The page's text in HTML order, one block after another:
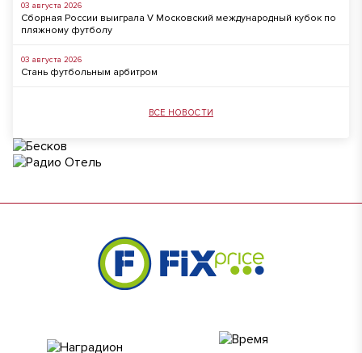
03 августа 2026
Сборная России выиграла V Московский международный кубок по
пляжному футболу
03 августа 2026
Стань футбольным арбитром
ВСЕ НОВОСТИ